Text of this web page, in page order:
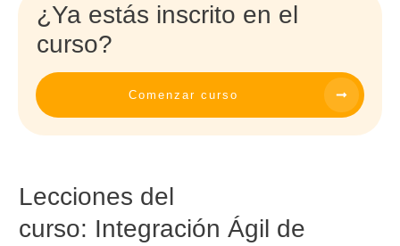
¿Ya estás inscrito en el
curso?
Comenzar curso
Lecciones del
curso: Integración Ágil de